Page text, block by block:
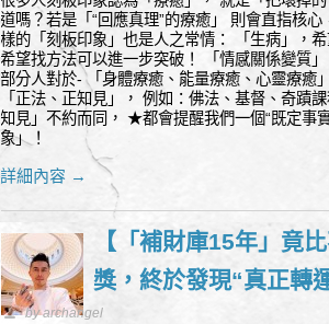
道嗎？若是「“回應真理”的療癒」 則會直指核
樣的「刻板印象」也是人之常情： 「生病」，
希望找方法可以進一步突破！ 「情感關係變質
部分人對於- 「身體療癒、能量療癒、心靈療癒
「正法、正知見」， 例如：佛法、基督、奇蹟
知見」不約而同， ★都會提醒我們一個“既定事
象」！
詳細內容 →
【「補財庫15年」竟
獎，終於發現“真正轉
by archangel